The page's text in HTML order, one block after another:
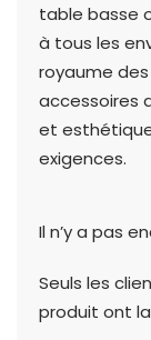
table basse
à tous les
royaume
accessoires
et
exigences.
Il n’y a pas
Seuls les
produit ont